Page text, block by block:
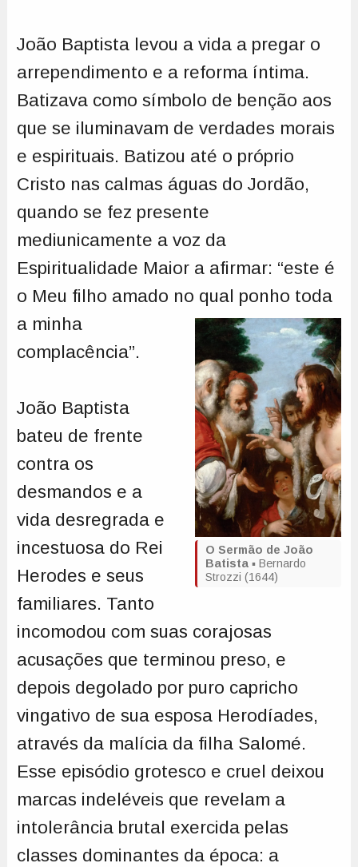
João Baptista levou a vida a pregar o
arrependimento e a reforma íntima.
Batizava como símbolo de benção aos
que se iluminavam de verdades morais
e espirituais. Batizou até o próprio
Cristo nas calmas águas do Jordão,
quando se fez presente
mediunicamente a voz da
Espiritualidade Maior a afirmar: “este é
o Meu filho amado no qual ponho
O Sermão de João
Batista ▪️ Bernardo
Strozzi (1644)
toda
a minha
complacência”.
João Baptista
bateu de frente
contra os
desmandos e a
vida desregrada e
incestuosa do Rei
Herodes e seus
familiares. Tanto
incomodou com suas corajosas
acusações que terminou preso, e
depois degolado por puro capricho
vingativo de sua esposa Herodíades,
através da malícia da filha Salomé.
Esse episódio grotesco e cruel deixou
marcas indeléveis que revelam a
intolerância brutal exercida pelas
classes dominantes da época: a